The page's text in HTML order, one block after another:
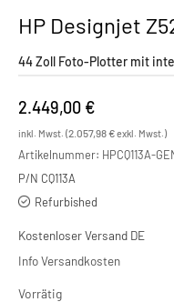
HP Designjet
44 Zoll Foto-Plotter mit
2.449,00 €
inkl. Mwst. (2.057,98€exkl. Mwst.)
Artikelnummer: HPCQ113A-
P/N CQ113A
Refurbished
Kostenloser Versand DE
Info Versandkosten
Vorrätig